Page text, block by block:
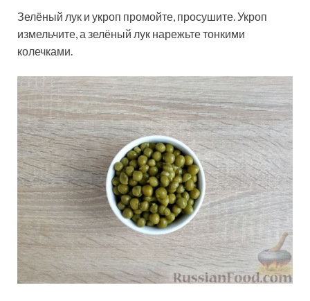
Зелёный лук и укроп промойте, просушите. Укроп
измельчите, а зелёный лук нарежьте тонкими
колечками.